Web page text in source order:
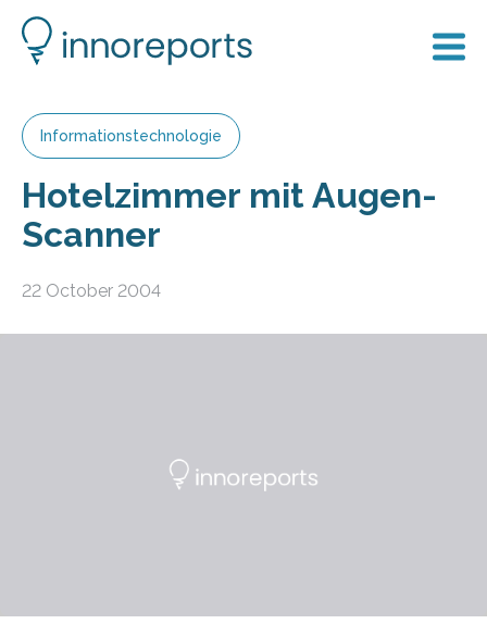
Informationstechnologie
Hotelzimmer mit Augen-
Scanner
22 October 2004